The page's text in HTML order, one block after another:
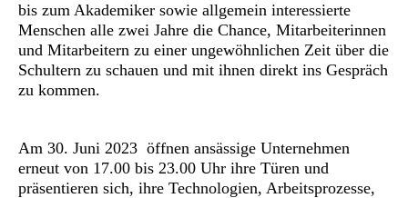
bis zum Akademiker sowie allgemein interessierte
Menschen alle zwei Jahre die Chance, Mitarbeiterinnen
und Mitarbeitern zu einer ungewöhnlichen Zeit über die
Schultern zu schauen und mit ihnen direkt ins Gespräch
zu kommen.
Am 30. Juni 2023 öffnen ansässige Unternehmen
erneut von 17.00 bis 23.00 Uhr ihre Türen und
präsentieren sich, ihre Technologien, Arbeitsprozesse,